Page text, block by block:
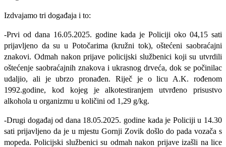
Izdvajamo tri događaja i to:
-Prvi od dana 16.05.2025. godine kada je Policiji oko 04,15 sati
prijavljeno da su u Potočarima (kružni tok), oštećeni saobraćajni
znakovi. Odmah nakon prijave policijski službenici koji su utvrdili
oštećenje saobraćajnih znakova i ukrasnog drveća, dok se počinilac
udaljio, ali je ubrzo pronađen. Riječ je o licu A.K. rođenom
1992.godine, kod kojeg je alkotestiranjem utvrđeno prisustvo
alkohola u organizmu u količini od 1,29 g/kg.
-Drugi događaj od dana 18.05.2025. godine kada je Policiji u 14.30
sati prijavljeno da je u mjestu Gornji Zovik došlo do pada vozača s
mopeda. Policijski službenici su odmah nakon prijave izašli na lice